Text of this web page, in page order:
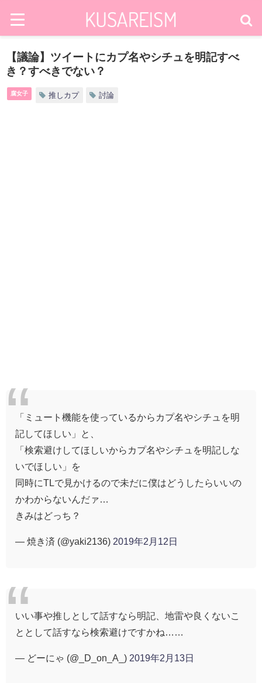
【議論】ツイートにカプ名やシチュを明記すべ
き？すべきでない？
腐女子 推しカプ 討論
「ミュート機能を使っているからカプ名やシチュを明
記してほしい」と、
「検索避けしてほしいからカプ名やシチュを明記しな
いでほしい」を
同時にTLで見かけるので未だに僕はどうしたらいいの
かわからないんだァ…
きみはどっち？
— 焼き済 (@yaki2136) 2019年2月12日
いい事や推しとして話すなら明記、地雷や良くないこ
ととして話すなら検索避けですかね……
— どーにゃ (@_D_on_A_) 2019年2月13日